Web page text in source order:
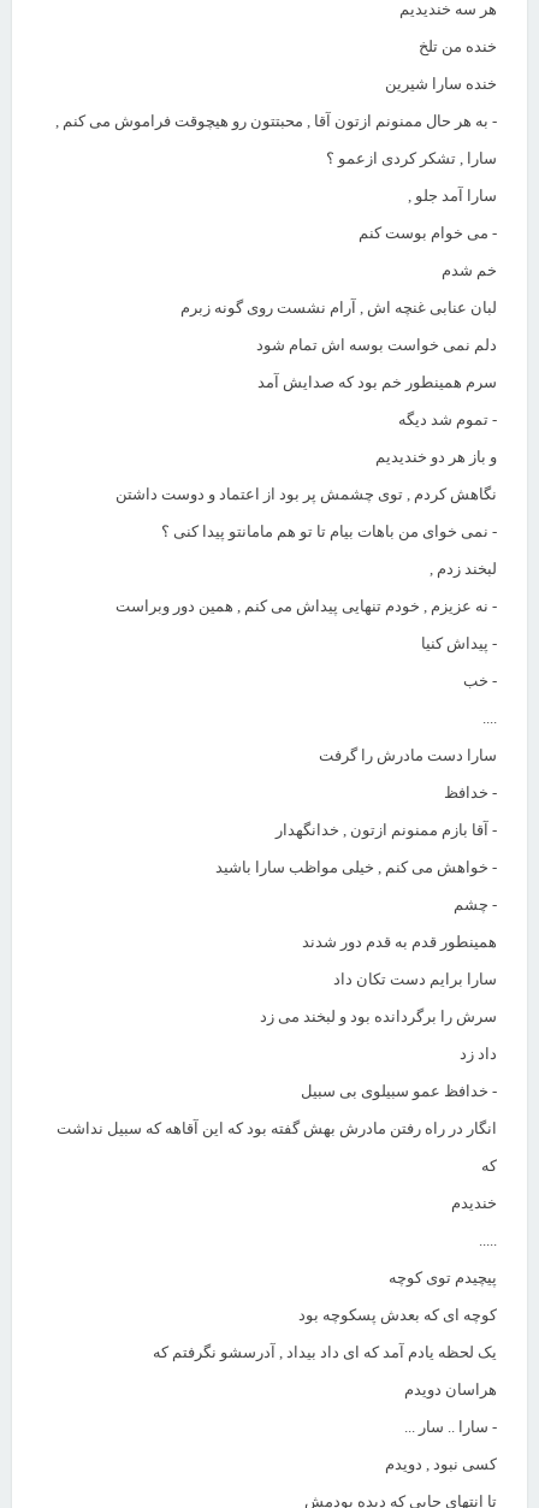
هر سه خندیدیم
خنده من تلخ
خنده سارا شیرین
- به هر حال ممنونم ازتون آقا , محبتتون رو هیچوقت فراموش می کنم ,
سارا , تشکر کردی ازعمو ؟
سارا آمد جلو ,
- می خوام بوست کنم
خم شدم
لبان عنابی غنچه اش , آرام نشست روی گونه زبرم
دلم نمی خواست بوسه اش تمام شود
سرم همینطور خم بود که صدایش آمد
- تموم شد دیگه
و باز هر دو خندیدیم
نگاهش کردم , توی چشمش پر بود از اعتماد و دوست داشتن
- نمی خوای من باهات بیام تا تو هم مامانتو پیدا کنی ؟
لبخند زدم ,
- نه عزیزم , خودم تنهایی پیداش می کنم , همین دور وبراست
- پیداش کنیا
- خب
....
سارا دست مادرش را گرفت
- خدافظ
- آقا بازم ممنونم ازتون , خدانگهدار
- خواهش می کنم , خیلی مواظب سارا باشید
- چشم
همینطور قدم به قدم دور شدند
سارا برایم دست تکان داد
سرش را برگردانده بود و لبخند می زد
داد زد
- خدافظ عمو سبیلوی بی سبیل
انگار در راه رفتن مادرش بهش گفته بود که این آقاهه که سبیل نداشت
که
خندیدم
.....
پیچیدم توی کوچه
کوچه ای که بعدش پسکوچه بود
یک لحظه یادم آمد که ای داد بیداد , آدرسشو نگرفتم که
هراسان دویدم
- سارا .. سار ...
کسی نبود , دویدم
تا انتهای جایی که دیده بودمش